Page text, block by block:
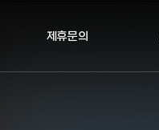
제휴문의